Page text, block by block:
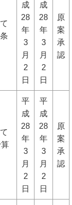
成
28
年
3
月
2
日
成
28
年
3
月
2
日
原
案
承
認
平
成
28
年
3
月
2
日
平
成
28
年
3
月
2
日
原
案
承
認